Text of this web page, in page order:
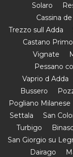
Solaro
Cassina
Trezzo sull Adda
Castano Primo
Vignate
Pessano
Vaprio d Adda
Bussero
Pogliano Milanese
Settala
San
Turbigo
San Giorgio su
Dairago